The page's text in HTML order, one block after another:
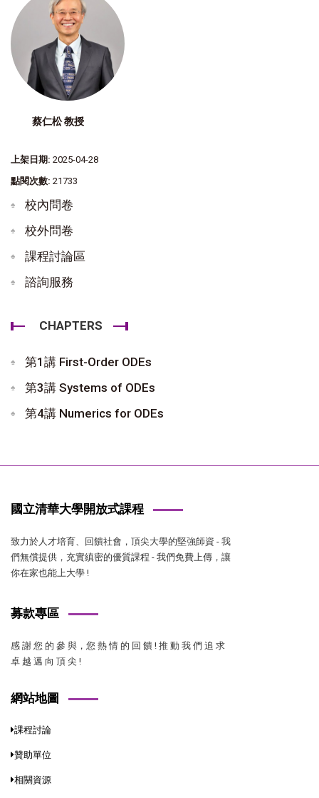
蔡仁松 教授
上架日期: 2025-04-28
點閱次數: 21733
校內問卷
校外問卷
課程討論區
諮詢服務
CHAPTERS
第1講 First-Order ODEs
第3講 Systems of ODEs
第4講 Numerics for ODEs
國立清華大學開放式課程
致力於人才培育、回饋社會，頂尖大學的堅強師資 - 我
們無償提供，充實縝密的優質課程 - 我們免費上傳，讓
你在家也能上大學 !
募款專區
感 謝 您 的 參 與，您 熱 情 的 回 饋 ! 推 動 我 們 追 求
卓 越 邁 向 頂 尖 !
網站地圖
課程討論
贊助單位
相關資源